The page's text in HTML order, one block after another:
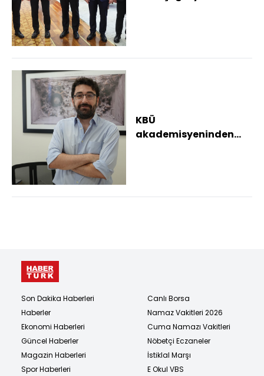
KBÜ
akademisyeninden
Son Dakika Haberleri
Haberler
Ekonomi Haberleri
Güncel Haberler
Magazin Haberleri
Spor Haberleri
Canlı Borsa
Namaz Vakitleri 2026
Cuma Namazı Vakitleri
Nöbetçi Eczaneler
İstiklal Marşı
E Okul VBS